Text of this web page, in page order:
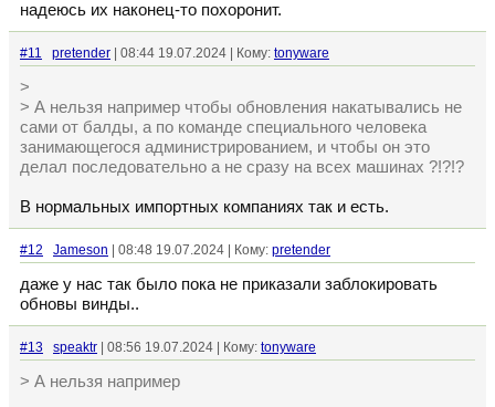
надеюсь их наконец-то похоронит.
#11 pretender | 08:44 19.07.2024 | Кому: tonyware
>
> А нельзя например чтобы обновления накатывались не
сами от балды, а по команде специального человека
занимающегося администрированием, и чтобы он это
делал последовательно а не сразу на всех машинах ?!?!?
В нормальных импортных компаниях так и есть.
#12 Jameson | 08:48 19.07.2024 | Кому: pretender
даже у нас так было пока не приказали заблокировать
обновы винды..
#13 speaktr | 08:56 19.07.2024 | Кому: tonyware
> А нельзя например